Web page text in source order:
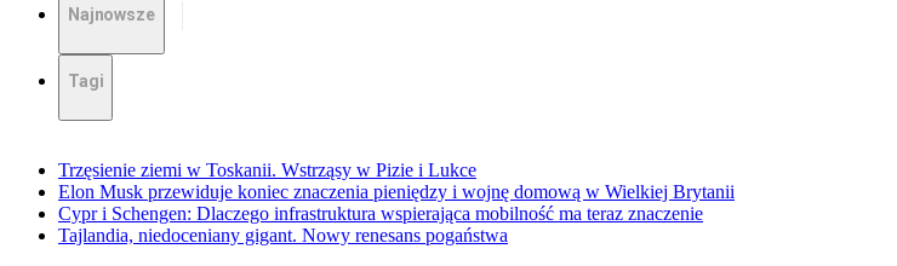
Najnowsze
Tagi
Trzęsienie ziemi w Toskanii. Wstrząsy w Pizie i Lukce
Elon Musk przewiduje koniec znaczenia pieniędzy i wojnę domową w Wielkiej Brytanii
Cypr i Schengen: Dlaczego infrastruktura wspierająca mobilność ma teraz znaczenie
Tajlandia, niedoceniany gigant. Nowy renesans pogaństwa